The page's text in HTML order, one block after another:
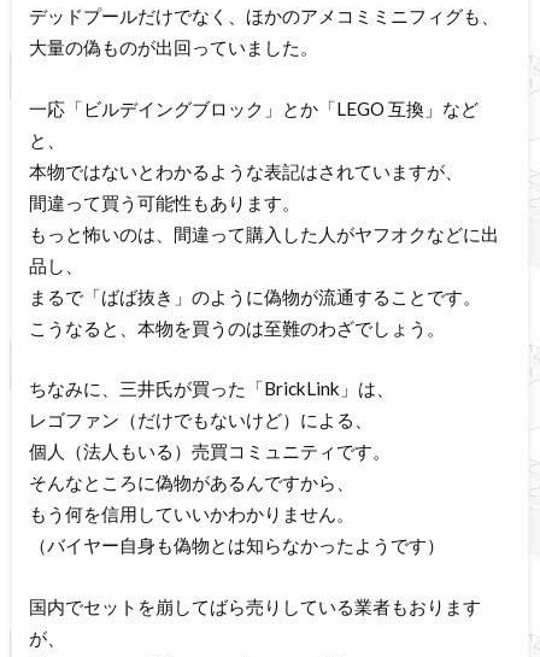
デッドプールだけでなく、ほかのアメコミミニフィグも、
大量の偽ものが出回っていました。
一応「ビルデイングブロック」とか「LEGO 互換」など
と、
本物ではないとわかるような表記はされていますが、
間違って買う可能性もあります。
もっと怖いのは、間違って購入した人がヤフオクなどに出
品し、
まるで「ばば抜き」のように偽物が流通することです。
こうなると、本物を買うのは至難のわざでしょう。
ちなみに、三井氏が買った「BrickLink」は、
レゴファン（だけでもないけど）による、
個人（法人もいる）売買コミュニティです。
そんなところに偽物があるんですから、
もう何を信用していいかわかりません。
（バイヤー自身も偽物とは知らなかったようです）
国内でセットを崩してばら売りしている業者もおります
が、